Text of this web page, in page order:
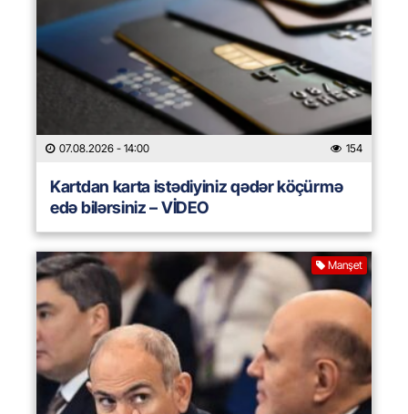
07.08.2026 - 14:00 154
Kartdan karta istədiyiniz qədər köçürmə
edə bilərsiniz – VİDEO
Manşet